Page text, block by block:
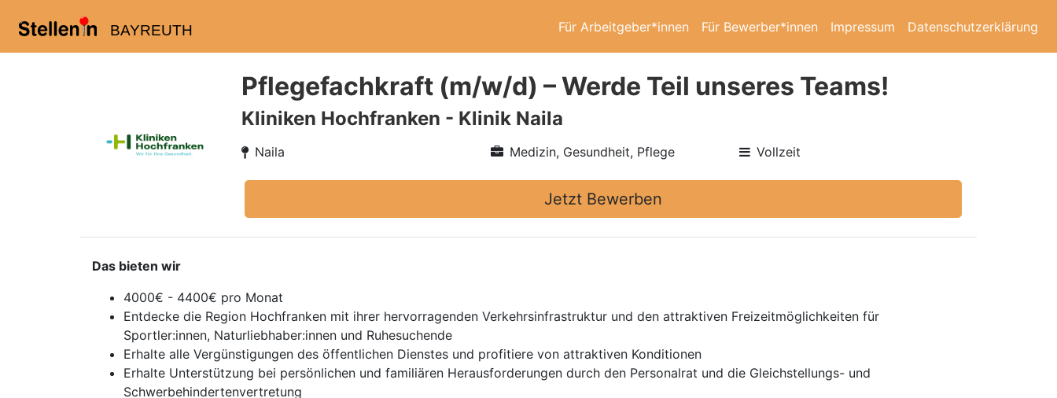
BAYREUTH Für Arbeitgeber*innen Für Bewerber*innen Impressum Datenschutzerklärung
Pflegefachkraft (m/w/d) – Werde Teil unseres Teams!
Kliniken Hochfranken - Klinik Naila
Naila Medizin, Gesundheit, Pflege Vollzeit
Jetzt Bewerben
Das bieten wir
4000€ - 4400€ pro Monat
Entdecke die Region Hochfranken mit ihrer hervorragenden Verkehrsinfrastruktur und den attraktiven Freizeitmöglichkeiten für
Sportler:innen, Naturliebhaber:innen und Ruhesuchende
Erhalte alle Vergünstigungen des öffentlichen Dienstes und profitiere von attraktiven Konditionen
Erhalte Unterstützung bei persönlichen und familiären Herausforderungen durch den Personalrat und die Gleichstellungs- und
Schwerbehindertenvertretung